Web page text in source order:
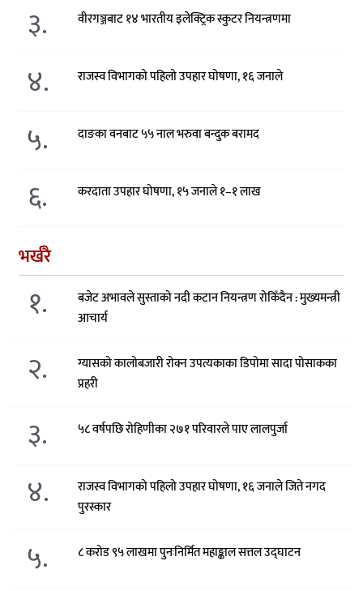
३. वीरगञ्जबाट १४ भारतीय इलेक्ट्रिक स्कुटर नियन्त्रणमा
४. राजस्व विभागको पहिलो उपहार घोषणा, १६ जनाले
५. दाङका वनबाट ५५ नाल भरुवा बन्दुक बरामद
६. करदाता उपहार घोषणा, १५ जनाले १–१ लाख
भर्खरै
१.
बजेट अभावले सुस्ताको नदी कटान नियन्त्रण रोकिँदैन : मुख्यमन्त्री
आचार्य
२.
ग्यासको कालोबजारी रोक्न उपत्यकाका डिपोमा सादा पोसाकका
प्रहरी
३. ५८ वर्षपछि रोहिणीका २७१ परिवारले पाए लालपुर्जा
४.
राजस्व विभागको पहिलो उपहार घोषणा, १६ जनाले जिते नगद
पुरस्कार
५. ८ करोड ९५ लाखमा पुनःनिर्मित महाङ्काल सत्तल उद्घाटन